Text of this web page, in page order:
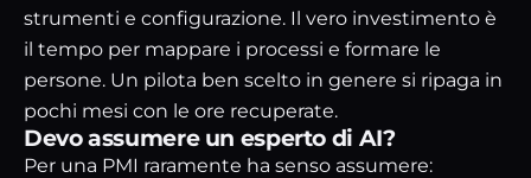
strumenti e configurazione. Il vero investimento è
il tempo per mappare i processi e formare le
persone. Un pilota ben scelto in genere si ripaga in
pochi mesi con le ore recuperate.
Devo assumere un esperto di AI?
Per una PMI raramente ha senso assumere: